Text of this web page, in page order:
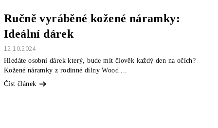
Ručně vyráběné kožené náramky:
Ideální dárek
12.10.2024
Hledáte osobní dárek který, bude mít člověk každý den na očích?
Kožené náramky z rodinné dílny Wood ...
Číst článek